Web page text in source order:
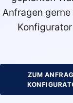
Anfragen
ZUM